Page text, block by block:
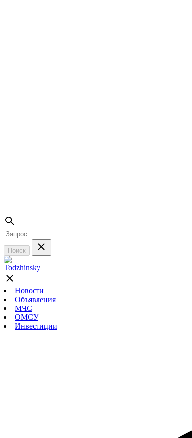
Поиск
Новости
Объявления
МЧС
ОМСУ
Инвестиции